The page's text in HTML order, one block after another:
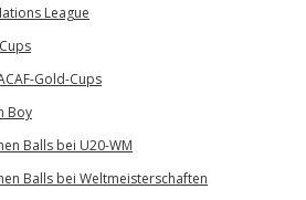
League
Gold-Cups
Boy
Balls bei U20-WM
Balls bei Weltmeisterschaften